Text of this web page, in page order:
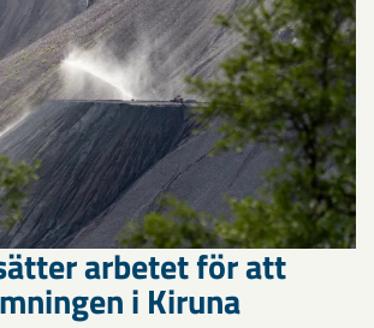
arbetet för att
i Kiruna